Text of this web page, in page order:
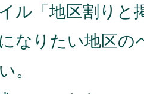
ル「地区割りと
なりたい地区の
。